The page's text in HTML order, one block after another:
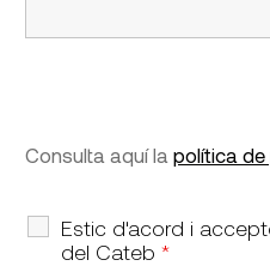
Consulta aquí la política
Estic d'acord i
del Cateb *